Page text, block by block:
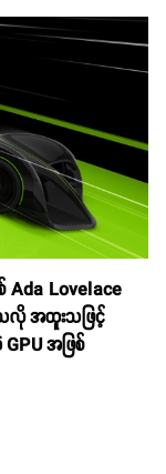
Lovelace
သလို အထူးသဖြင့်
အဖြစ်